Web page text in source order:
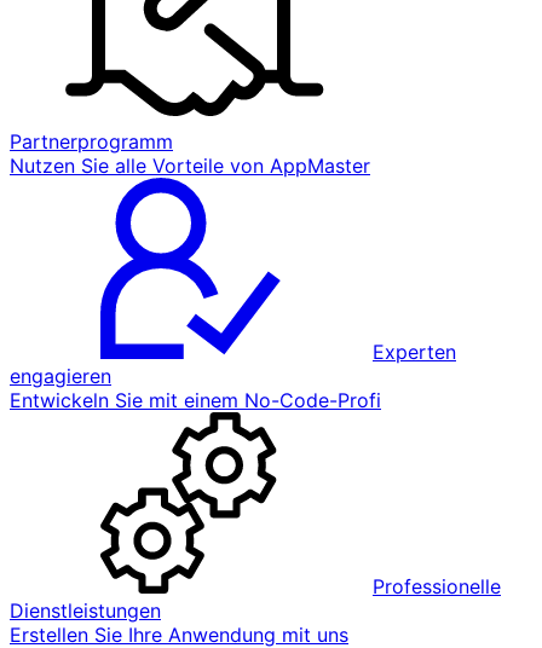
Partnerprogramm
Nutzen Sie alle Vorteile von AppMaster
Experten
engagieren
Entwickeln Sie mit einem No-Code-Profi
Professionelle
Dienstleistungen
Erstellen Sie Ihre Anwendung mit uns